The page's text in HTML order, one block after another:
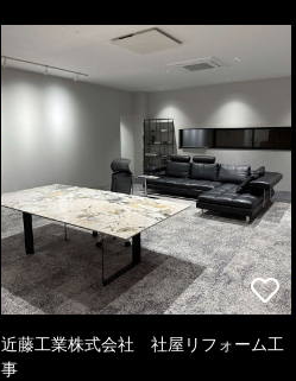
近藤工業株式会社 社屋リフォーム工
事